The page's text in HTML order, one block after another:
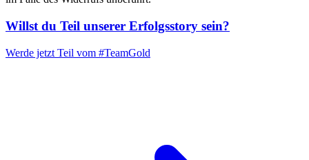
Willst du Teil unserer Erfolgsstory sein?
Werde jetzt Teil vom #TeamGold